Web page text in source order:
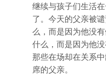
继续与孩子们生活
了。今天的父亲被
么，而是因为他没
什么，而是因为他没
那些在场却在关系
席的父亲。